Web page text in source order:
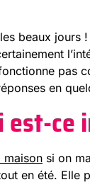
beaux jours
pas
en
ce
maison si on
en été. Elle